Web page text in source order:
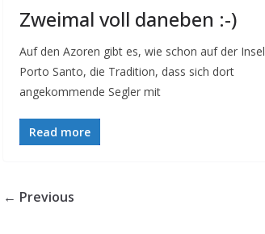
Zweimal voll daneben :-)
Auf den Azoren gibt es, wie schon auf der Insel
Porto Santo, die Tradition, dass sich dort
angekommende Segler mit
Read more
← Previous